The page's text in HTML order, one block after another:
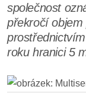
společnost
překročí objem
roku hranici 5